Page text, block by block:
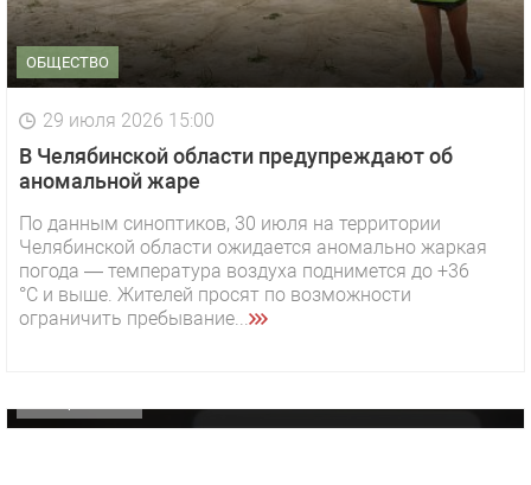
ОБЩЕСТВО
29 июля 2026 15:00
В Челябинской области предупреждают об
аномальной жаре
По данным синоптиков, 30 июля на территории
Челябинской области ожидается аномально жаркая
погода — температура воздуха поднимется до +36
°C и выше. Жителей просят по возможности
ограничить пребывание...
1 видео СМОТРЕТЬ
29 октября 2025 15:50
«Звезда» Метрана стала главным героем нового